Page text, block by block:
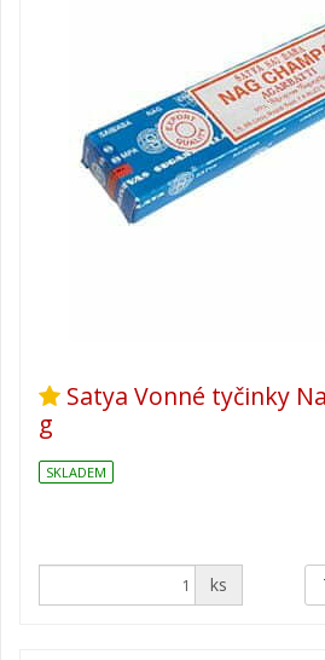
Satya Vonné tyčinky
g
SKLADEM
ks